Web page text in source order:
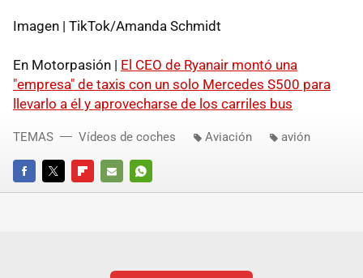
Imagen | TikTok/Amanda Schmidt
En Motorpasión | El CEO de Ryanair montó una
"empresa" de taxis con un solo Mercedes S500 para
llevarlo a él y aprovecharse de los carriles bus
FACEBOOKTWITTERFLIPBOARD
E-
WHATSAPP
TEMAS Vídeos de coches Aviación avión